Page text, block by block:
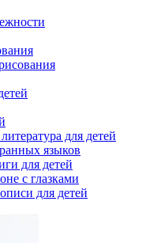
для детей
языков
для детей
с глазками
для детей